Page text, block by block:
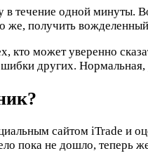
течение одной минуты.
же, получить вожделенный
кто может уверенно
других.
сайтом iTrade и
пока не дошло, теперь